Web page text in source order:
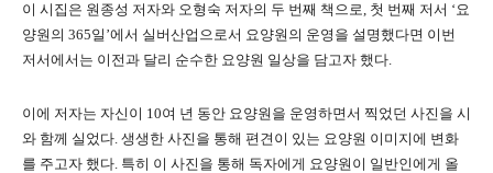
이 시집은 원종성 저자와 오형숙 저자의 두 번째 책으로, 첫 번째 저서 ‘요
양원의 365일’에서 실버산업으로서 요양원의 운영을 설명했다면 이번
저서에서는 이전과 달리 순수한 요양원 일상을 담고자 했다.
이에 저자는 자신이 10여 년 동안 요양원을 운영하면서 찍었던 사진을 시
와 함께 실었다. 생생한 사진을 통해 편견이 있는 요양원 이미지에 변화
를 주고자 했다. 특히 이 사진을 통해 독자에게 요양원이 일반인에게 올